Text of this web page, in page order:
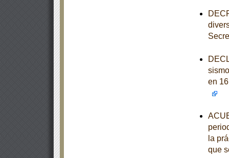
en
la
que